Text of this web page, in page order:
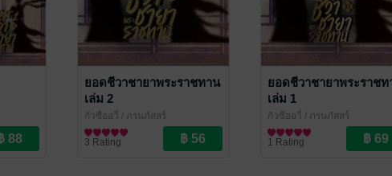
ยอดชีวาชายาพระราชทาน
เล่ม 2
กัวซืออวี่ / ภรนภัสสร์
นิยายรักจีนโบราณ
3 Rating
ยอดชีวาชายาพระราชท
เล่ม 1
กัวซืออวี่ / ภรนภัสสร์
นิยายรักจีนโบราณ
1 Rating